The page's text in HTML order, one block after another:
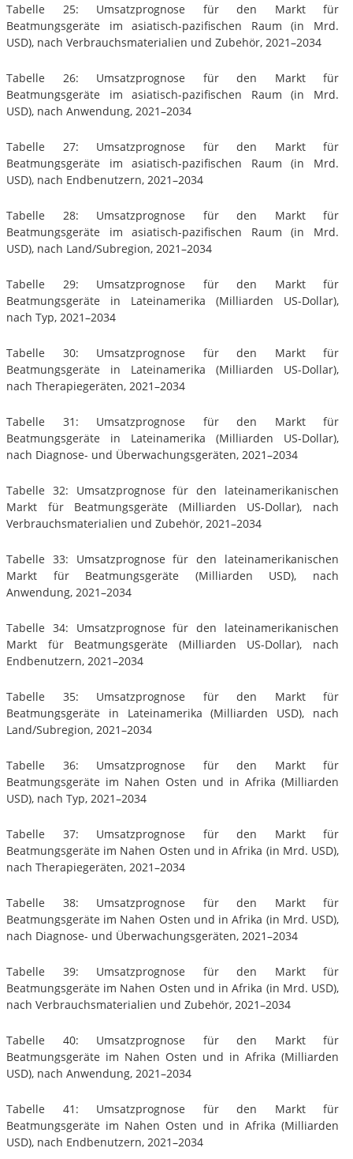
Tabelle 25: Umsatzprognose für den Markt für
Beatmungsgeräte im asiatisch-pazifischen Raum (in Mrd.
USD), nach Verbrauchsmaterialien und Zubehör, 2021–2034
Tabelle 26: Umsatzprognose für den Markt für
Beatmungsgeräte im asiatisch-pazifischen Raum (in Mrd.
USD), nach Anwendung, 2021–2034
Tabelle 27: Umsatzprognose für den Markt für
Beatmungsgeräte im asiatisch-pazifischen Raum (in Mrd.
USD), nach Endbenutzern, 2021–2034
Tabelle 28: Umsatzprognose für den Markt für
Beatmungsgeräte im asiatisch-pazifischen Raum (in Mrd.
USD), nach Land/Subregion, 2021–2034
Tabelle 29: Umsatzprognose für den Markt für
Beatmungsgeräte in Lateinamerika (Milliarden US-Dollar),
nach Typ, 2021–2034
Tabelle 30: Umsatzprognose für den Markt für
Beatmungsgeräte in Lateinamerika (Milliarden US-Dollar),
nach Therapiegeräten, 2021–2034
Tabelle 31: Umsatzprognose für den Markt für
Beatmungsgeräte in Lateinamerika (Milliarden US-Dollar),
nach Diagnose- und Überwachungsgeräten, 2021–2034
Tabelle 32: Umsatzprognose für den lateinamerikanischen
Markt für Beatmungsgeräte (Milliarden US-Dollar), nach
Verbrauchsmaterialien und Zubehör, 2021–2034
Tabelle 33: Umsatzprognose für den lateinamerikanischen
Markt für Beatmungsgeräte (Milliarden USD), nach
Anwendung, 2021–2034
Tabelle 34: Umsatzprognose für den lateinamerikanischen
Markt für Beatmungsgeräte (Milliarden US-Dollar), nach
Endbenutzern, 2021–2034
Tabelle 35: Umsatzprognose für den Markt für
Beatmungsgeräte in Lateinamerika (Milliarden USD), nach
Land/Subregion, 2021–2034
Tabelle 36: Umsatzprognose für den Markt für
Beatmungsgeräte im Nahen Osten und in Afrika (Milliarden
USD), nach Typ, 2021–2034
Tabelle 37: Umsatzprognose für den Markt für
Beatmungsgeräte im Nahen Osten und in Afrika (in Mrd. USD),
nach Therapiegeräten, 2021–2034
Tabelle 38: Umsatzprognose für den Markt für
Beatmungsgeräte im Nahen Osten und in Afrika (in Mrd. USD),
nach Diagnose- und Überwachungsgeräten, 2021–2034
Tabelle 39: Umsatzprognose für den Markt für
Beatmungsgeräte im Nahen Osten und in Afrika (in Mrd. USD),
nach Verbrauchsmaterialien und Zubehör, 2021–2034
Tabelle 40: Umsatzprognose für den Markt für
Beatmungsgeräte im Nahen Osten und in Afrika (Milliarden
USD), nach Anwendung, 2021–2034
Tabelle 41: Umsatzprognose für den Markt für
Beatmungsgeräte im Nahen Osten und in Afrika (Milliarden
USD), nach Endbenutzern, 2021–2034